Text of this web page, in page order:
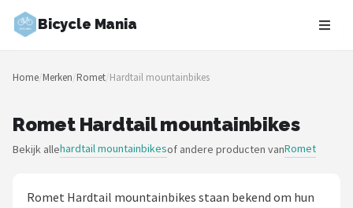
Bicycle Mania
Zoeken
NAVIGATIE
Merken
Home/Merken/Romet/Hardtail mountainbikes
Romet Hardtail mountainbikes
Bekijk allehardtail mountainbikesof andere producten vanRomet
Romet Hardtail mountainbikes staan bekend om hun